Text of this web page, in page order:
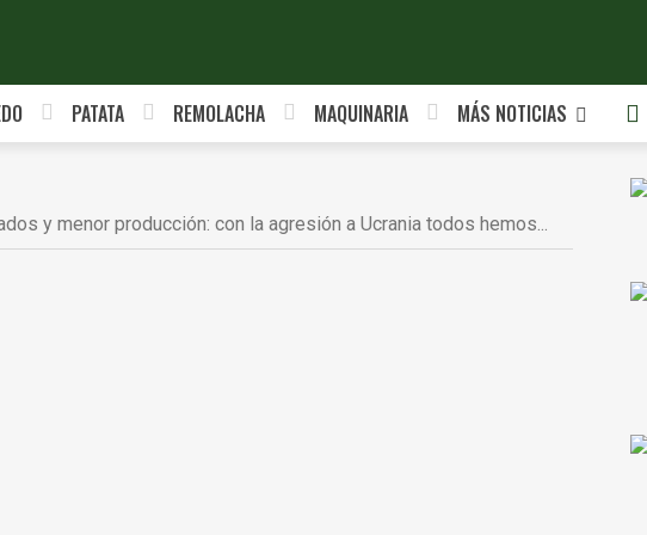
PATATA REMOLACHA MAQUINARIA MÁS NOTICIAS
y menor producción: con la agresión a Ucrania todos hemos...